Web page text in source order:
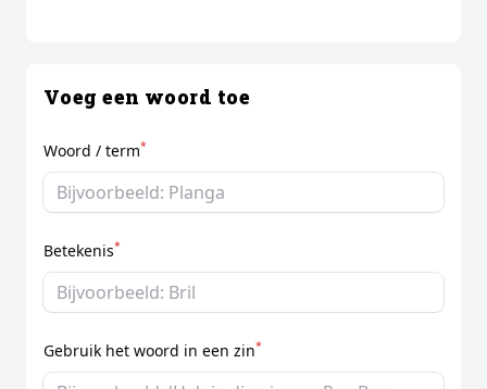
Voeg een woord toe
Woord / term*
Betekenis*
Gebruik het woord in een zin*